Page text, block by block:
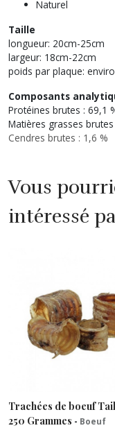
Naturel
Taille
longueur: 20cm-25cm
largeur: 18cm-22cm
poids par plaque:
Composants
Protéines brutes : 69,1
Matières grasses
Cendres brutes : 1,6 %
Vous
intéressé
Trachées de boeuf
250 Grammes - Boeuf